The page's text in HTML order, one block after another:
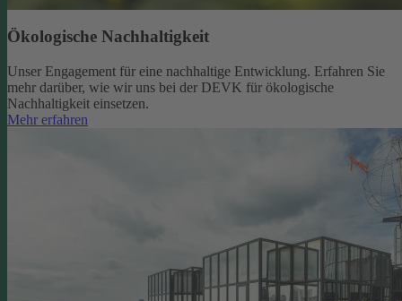
Ökologische Nachhaltigkeit
Unser Engagement für eine nachhaltige Entwicklung. Erfahren Sie
mehr darüber, wie wir uns bei der DEVK für ökologische
Nachhaltigkeit einsetzen.
Mehr erfahren